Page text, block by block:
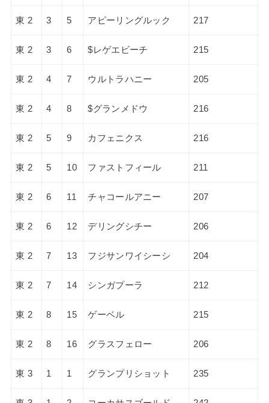
東 2 3 5 アピーリングルック 217
東 2 3 6 $レゲエビーチ 215
東 2 4 7 ウルトラハニー 205
東 2 4 8 $グランメドウ 216
東 2 5 9 カフェニクス 216
東 2 5 10 ファストフィール 211
東 2 6 11 チャコールアニー 207
東 2 6 12 デリングシチー 206
東 2 7 13 フジサンワイシーシ 204
東 2 7 14 シンガプーラ 212
東 2 8 15 ゲーベル 215
東 2 8 16 グラスフェロー 206
東 3 1 1 グランプリショット 235